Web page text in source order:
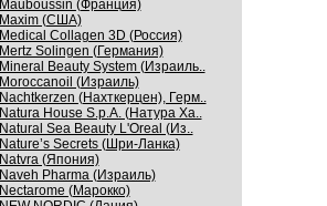
Mauboussin (Франция)
Maxim (США)
Medical Collagen 3D (Россия)
Mertz Solingen (Германия)
Mineral Beauty System (Израиль..
Moroccanoil (Израиль)
Nachtkerzen (Нахткерцен), Герм..
Natura House S.p.A. (Натура Ха..
Natural Sea Beauty L'Oreal (Из..
Nature’s Secrets (Шри-Ланка)
Natvra (Япония)
Naveh Pharma (Израиль)
Nectarome (Марокко)